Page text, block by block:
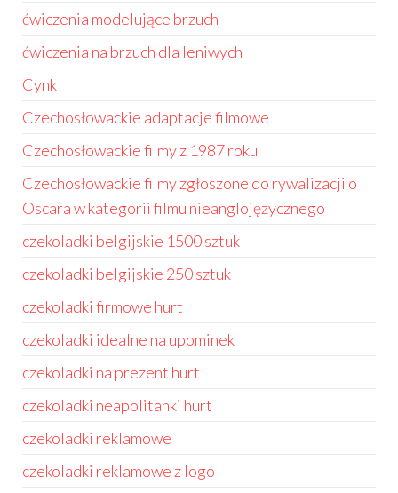
ćwiczenia modelujące brzuch
ćwiczenia na brzuch dla leniwych
Cynk
Czechosłowackie adaptacje filmowe
Czechosłowackie filmy z 1987 roku
Czechosłowackie filmy zgłoszone do rywalizacji o
Oscara w kategorii filmu nieanglojęzycznego
czekoladki belgijskie 1500 sztuk
czekoladki belgijskie 250 sztuk
czekoladki firmowe hurt
czekoladki idealne na upominek
czekoladki na prezent hurt
czekoladki neapolitanki hurt
czekoladki reklamowe
czekoladki reklamowe z logo